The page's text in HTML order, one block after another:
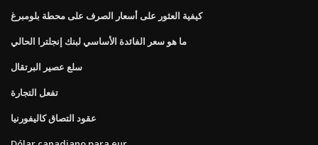
كيفية العثور على أسعار الصرف على محطة بلومبرغ
ما هو سعر الفائدة الأساسي لبنك إنجلترا الحالي
سلع عصير البرتقال
تفعل التجارة
عقود التصاق كاليفورنيا